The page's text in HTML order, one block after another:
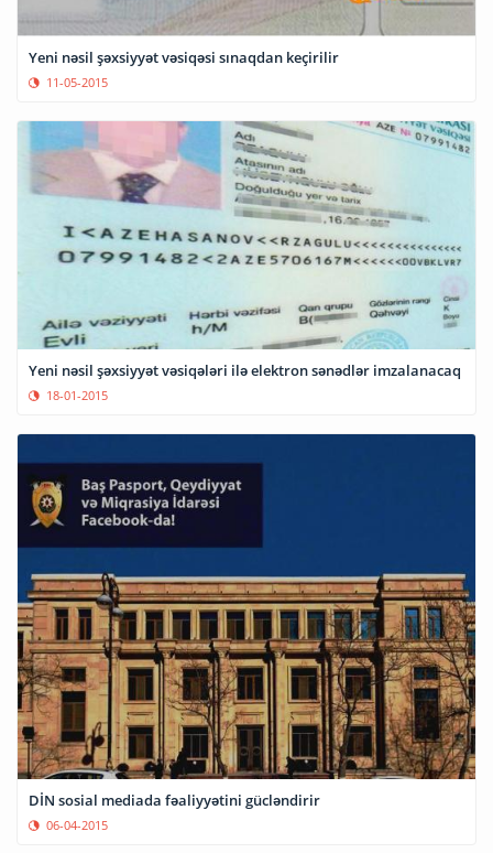
Yeni nəsil şəxsiyyət vəsiqəsi sınaqdan keçirilir
11-05-2015
Yeni nəsil şəxsiyyət vəsiqələri ilə elektron sənədlər imzalanacaq
18-01-2015
DİN sosial mediada fəaliyyətini gücləndirir
06-04-2015